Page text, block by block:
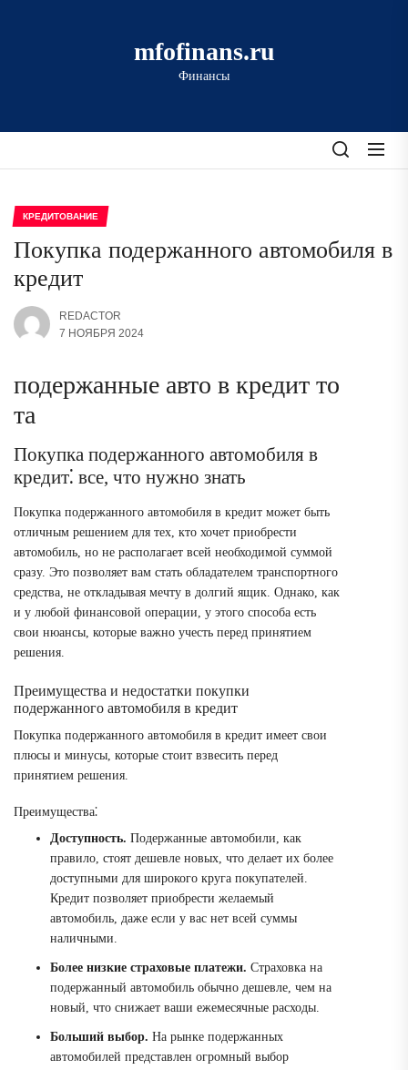
mfofinans.ru
Финансы
КРЕДИТОВАНИЕ
Покупка подержанного автомобиля в
кредит
REDACTOR
7 НОЯБРЯ 2024
подержанные авто в кредит то
та
Покупка подержанного автомобиля в
кредит⁚ все, что нужно знать
Покупка подержанного автомобиля в кредит может быть
отличным решением для тех, кто хочет приобрести
автомобиль, но не располагает всей необходимой суммой
сразу. Это позволяет вам стать обладателем транспортного
средства, не откладывая мечту в долгий ящик. Однако, как
и у любой финансовой операции, у этого способа есть
свои нюансы, которые важно учесть перед принятием
решения.
Преимущества и недостатки покупки
подержанного автомобиля в кредит
Покупка подержанного автомобиля в кредит имеет свои
плюсы и минусы, которые стоит взвесить перед
принятием решения.
Преимущества⁚
Доступность. Подержанные автомобили, как
правило, стоят дешевле новых, что делает их более
доступными для широкого круга покупателей.
Кредит позволяет приобрести желаемый
автомобиль, даже если у вас нет всей суммы
наличными.
Более низкие страховые платежи. Страховка на
подержанный автомобиль обычно дешевле, чем на
новый, что снижает ваши ежемесячные расходы.
Больший выбор. На рынке подержанных
автомобилей представлен огромный выбор